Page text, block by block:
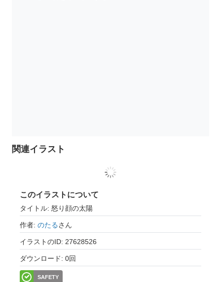
関連イラスト
このイラストについて
タイトル: 怒り顔の太陽
作者: のたるさん
イラストのID: 27628526
ダウンロード: 0回
SAFETY